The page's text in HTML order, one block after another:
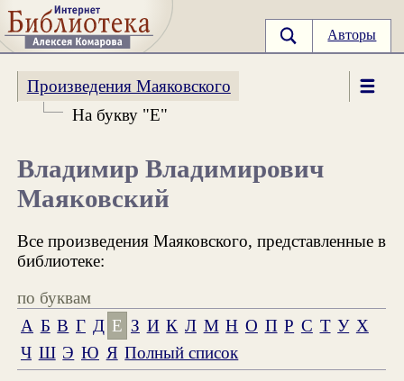
Авторы
Произведения Маяковского
На букву "Е"
Владимир Владимирович
Маяковский
Все произведения Маяковского, представленные в
библиотеке:
по буквам
А Б В Г Д Е З И К Л М Н О П Р С Т У Х
Ч Ш Э Ю Я Полный список